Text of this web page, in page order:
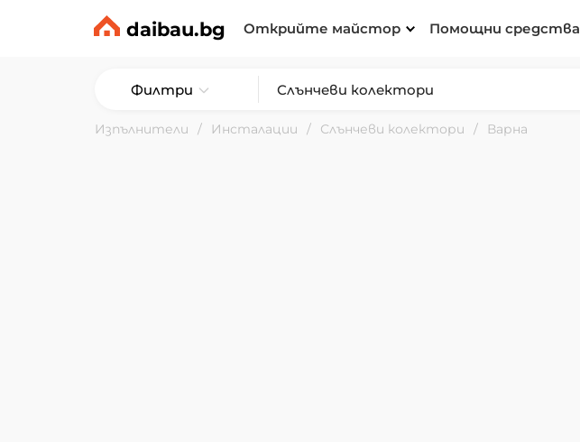
daibau.bg Открийте майстор Помощни средства
Филтри
Изпълнители Инсталации Слънчеви колектори Варна